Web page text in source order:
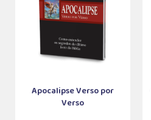
Apocalipse Verso por
Verso